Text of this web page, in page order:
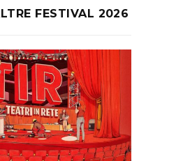
FESTIVAL 2026